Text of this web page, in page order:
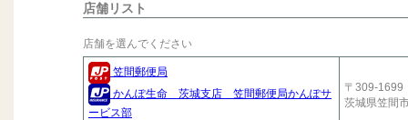
店舗リスト
店舗を選んでください
笠間郵便局
かんぽ生命 茨城支店 笠間郵便局かんぽサ
ービス部
〒309-1699
茨城県笠間